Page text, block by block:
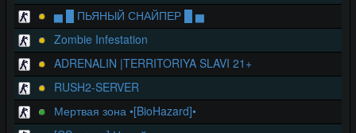
▅ █ ПЬЯНЫЙ СНАЙПЕР █ ▅
Zombie Infestation
ADRENALIN |TERRITORIYA SLAVI 21+
RUSH2-SERVER
Мертвая зона •[BioHazard]•